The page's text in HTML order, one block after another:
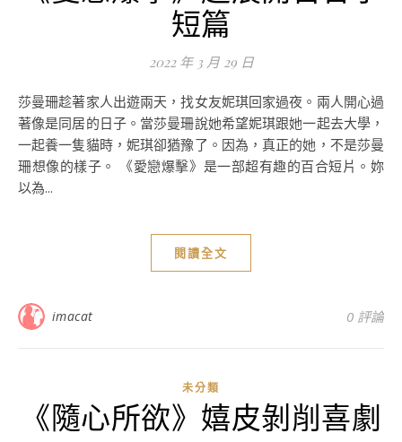
短篇
2022 年 3 月 29 日
莎曼珊趁著家人出遊兩天，找女友妮琪回家過夜。兩人開心過
著像是同居的日子。當莎曼珊說她希望妮琪跟她一起去大學，
一起養一隻貓時，妮琪卻猶豫了。因為，真正的她，不是莎曼
珊想像的樣子。 《愛戀爆擊》是一部超有趣的百合短片。妳
以為...
閱讀全文
imacat 0 評論
未分類
《隨心所欲》嬉皮剝削喜劇